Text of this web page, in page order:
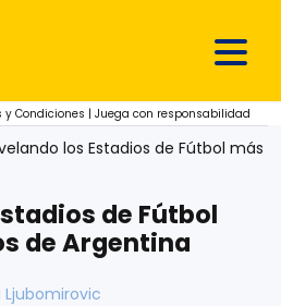
Condiciones | Juega con responsabilidad
los Estadios de Fútbol más
de Fútbol
de Argentina
Ljubomirovic